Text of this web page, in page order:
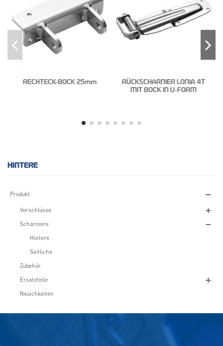
RECHTECK-BOCK 25mm
RÜCKSCHARNIER LONIA 4T
MIT BOCK IN U-FORM
HINTERE
Produkt
Verschlüsse
Scharniere
Hintere
Seitliche
Zubehör
Ersatzteile
Neuichkeiten